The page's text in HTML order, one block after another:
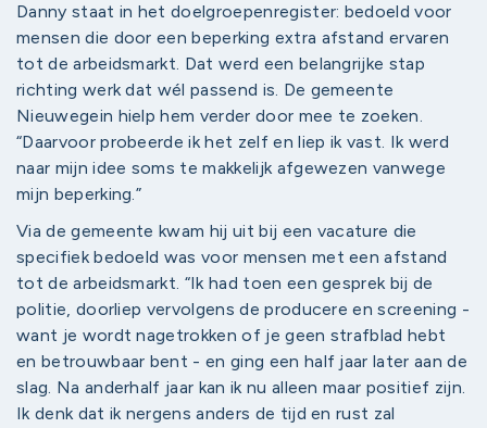
Danny staat in het doelgroepenregister: bedoeld voor
mensen die door een beperking extra afstand ervaren
tot de arbeidsmarkt. Dat werd een belangrijke stap
richting werk dat wél passend is. De gemeente
Nieuwegein hielp hem verder door mee te zoeken.
“Daarvoor probeerde ik het zelf en liep ik vast. Ik werd
naar mijn idee soms te makkelijk afgewezen vanwege
mijn beperking.”
Via de gemeente kwam hij uit bij een vacature die
specifiek bedoeld was voor mensen met een afstand
tot de arbeidsmarkt. “Ik had toen een gesprek bij de
politie, doorliep vervolgens de producere en screening -
want je wordt nagetrokken of je geen strafblad hebt
en betrouwbaar bent - en ging een half jaar later aan de
slag. Na anderhalf jaar kan ik nu alleen maar positief zijn.
Ik denk dat ik nergens anders de tijd en rust zal